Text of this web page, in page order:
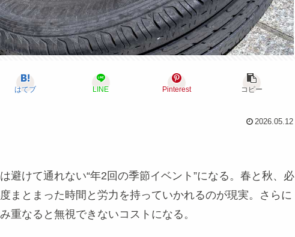
はてブ LINE Pinterest コピー
2026.05.12
避けて通れない“年2回の季節イベント”になる。春と秋、必
まとまった時間と労力を持っていかれるのが現実。さらに
重なると無視できないコストになる。